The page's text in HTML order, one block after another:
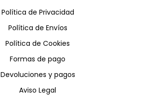
Política de Privacidad
Política de Envíos
Política de Cookies
Formas de pago
Devoluciones y pagos
Aviso Legal